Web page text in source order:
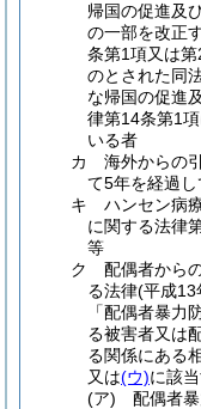
帰国の促進及
の一部を改正
条第1項又は
のとされた同
な帰国の促進
律第14条第1
いる者
カ
海外からの
て5年を経過
キ
ハンセン病
に関する法律
等
ク
配偶者から
る法律(平成13
「配偶者暴力
る被害者又は
る関係にある
又は(ウ)に該
(ア)
配偶者